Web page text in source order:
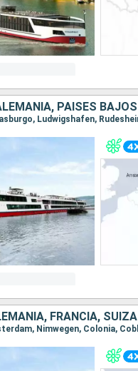
PAISES BAJOS
FRANCIA, SUIZA